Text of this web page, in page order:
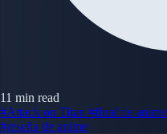
11 min read
#Attack on Titan #final de anime
#reseña de anime